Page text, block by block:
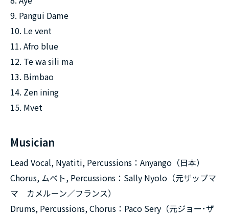
9. Pangui Dame
10. Le vent
11. Afro blue
12. Te wa sili ma
13. Bimbao
14. Zen ining
15. Mvet
Musician
Lead Vocal, Nyatiti, Percussions：Anyango（日本）
Chorus, ムベト, Percussions：Sally Nyolo（元ザップマ
マ カメルーン／フランス）
Drums, Percussions, Chorus：Paco Sery（元ジョー･ザ